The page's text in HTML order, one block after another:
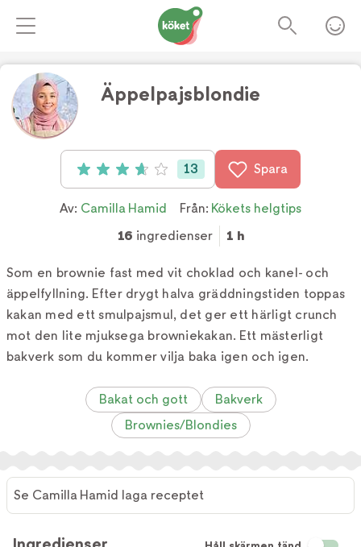
Äppelpajsblondie
Betyg: 3.7 av 5 (13 röster)
13 Spara
Av: Camilla Hamid Från: Kökets helgtips
16 ingredienser 1 h
Som en brownie fast med vit choklad och kanel- och
äppelfyllning. Efter drygt halva gräddningstiden toppas
kakan med ett smulpajsmul, det ger ett härligt crunch
mot den lite mjuksega browniekakan. Ett mästerligt
bakverk som du kommer vilja baka igen och igen.
Bakat och gott
Bakverk
Brownies/Blondies
Camilla
Se Camilla Hamid laga receptet